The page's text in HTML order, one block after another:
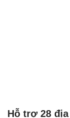
Hỗ trợ 28